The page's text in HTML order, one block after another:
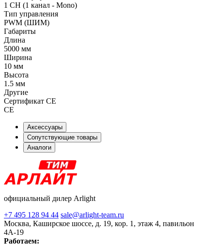
1 CH (1 канал - Mono)
Тип управления
PWM (ШИМ)
Габариты
Длина
5000 мм
Ширина
10 мм
Высота
1.5 мм
Другие
Сертификат CE
CE
Аксессуары
Сопутствующие товары
Аналоги
официальный дилер Arlight
+7 495 128 94 44 sale@arlight-team.ru
Москва, Каширское шоссе, д. 19, кор. 1, этаж 4, павильон
4А-19
Работаем: